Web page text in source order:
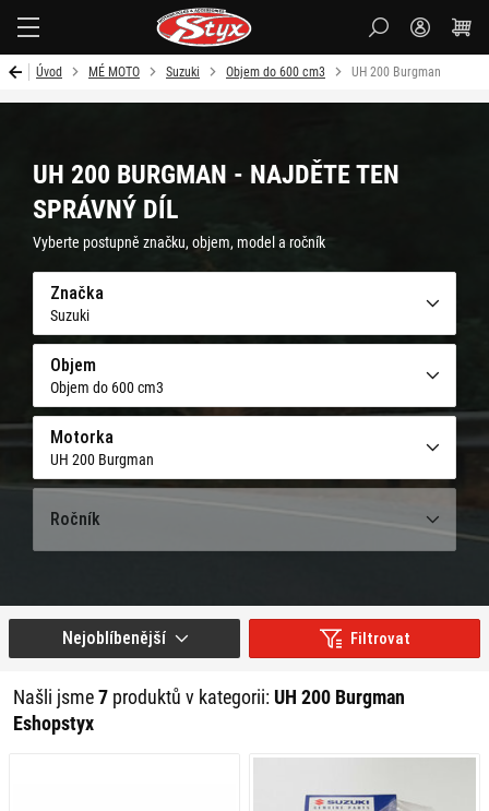
Úvod MÉ MOTO Suzuki Objem do 600 cm3 UH 200 Burgman
UH 200 BURGMAN - NAJDĚTE TEN
SPRÁVNÝ DÍL
Vyberte postupně značku, objem, model a ročník
Značka
Suzuki
Objem
Objem do 600 cm3
Motorka
UH 200 Burgman
Ročník
Filtrovat
Našli jsme7 produktů v kategorii: UH 200 Burgman
Eshopstyx
Nejoblíbenější